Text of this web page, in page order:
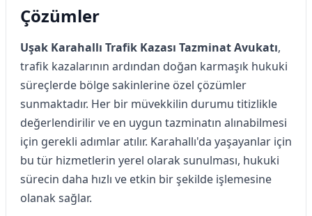
Çözümler
Uşak Karahallı Trafik Kazası Tazminat Avukatı,
trafik kazalarının ardından doğan karmaşık hukuki
süreçlerde bölge sakinlerine özel çözümler
sunmaktadır. Her bir müvekkilin durumu titizlikle
değerlendirilir ve en uygun tazminatın alınabilmesi
için gerekli adımlar atılır. Karahallı'da yaşayanlar için
bu tür hizmetlerin yerel olarak sunulması, hukuki
sürecin daha hızlı ve etkin bir şekilde işlemesine
olanak sağlar.